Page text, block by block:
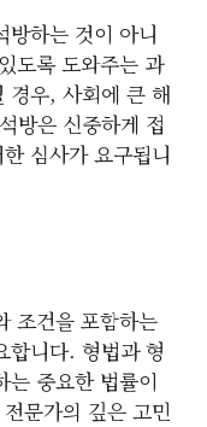
방하는 것이 아니
도록 도와주는 과
경우, 사회에 큰 해
방은 신중하게 접
심사가 요구됩니
조건을 포함하는
합니다. 형법과 형
는 중요한 법률이
문가의 깊은 고민